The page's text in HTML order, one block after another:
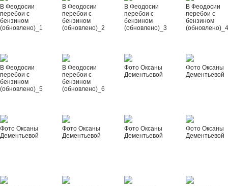
В Феодосии
перебои с
бензином
(обновлено)_1
В Феодосии
перебои с
бензином
(обновлено)_2
В Феодосии
перебои с
бензином
(обновлено)_3
В Феодосии
перебои с
бензином
В Феодосии
перебои с
бензином
(обновлено)_5
В Феодосии
перебои с
бензином
(обновлено)_6
Фото Оксаны
Дементьевой
Фото Оксаны
Дементьевой
Фото Оксаны
Дементьевой
Фото Оксаны
Дементьевой
Фото Оксаны
Дементьевой
Фото Оксаны
Дементьевой